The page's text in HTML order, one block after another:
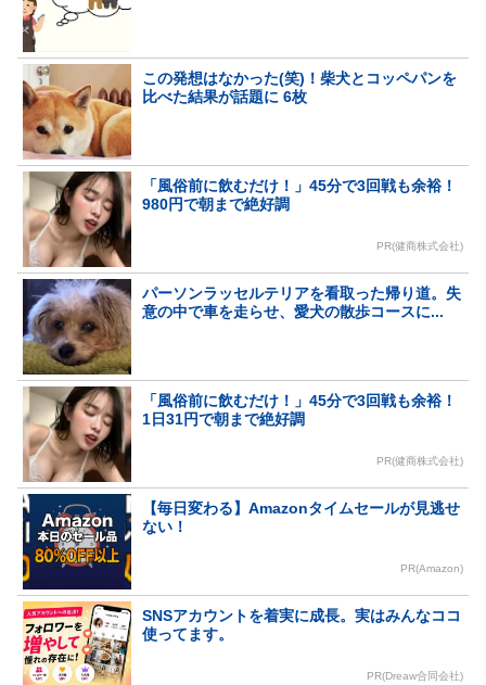
この発想はなかった(笑)！柴犬とコッペパンを
比べた結果が話題に 6枚
「風俗前に飲むだけ！」45分で3回戦も余裕！
980円で朝まで絶好調
PR(健商株式会社)
パーソンラッセルテリアを看取った帰り道。失
意の中で車を走らせ、愛犬の散歩コースに...
「風俗前に飲むだけ！」45分で3回戦も余裕！
1日31円で朝まで絶好調
PR(健商株式会社)
【毎日変わる】Amazonタイムセールが見逃せ
ない！
PR(Amazon)
SNSアカウントを着実に成長。実はみんなココ
使ってます。
PR(Dreaw合同会社)